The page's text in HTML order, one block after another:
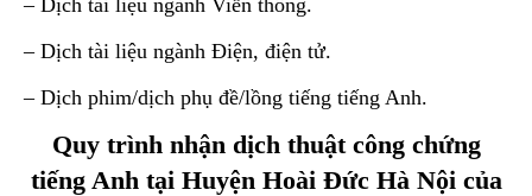
– Dịch tài liệu ngành Điện, điện tử.
– Dịch phim/dịch phụ đề/lồng tiếng tiếng Anh.
Quy trình nhận dịch thuật công chứng
tiếng Anh tại Huyện Hoài Đức Hà Nội của